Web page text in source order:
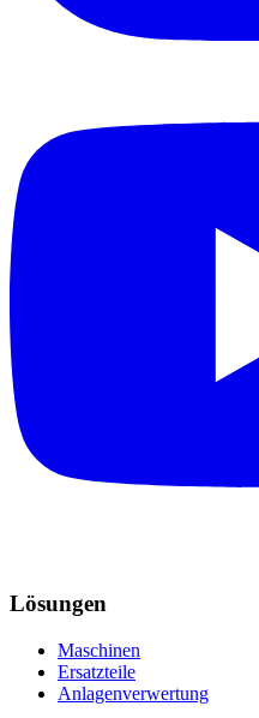
Lösungen
Maschinen
Ersatzteile
Anlagenverwertung